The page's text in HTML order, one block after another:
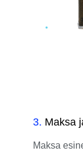
3. Maksa
Maksa